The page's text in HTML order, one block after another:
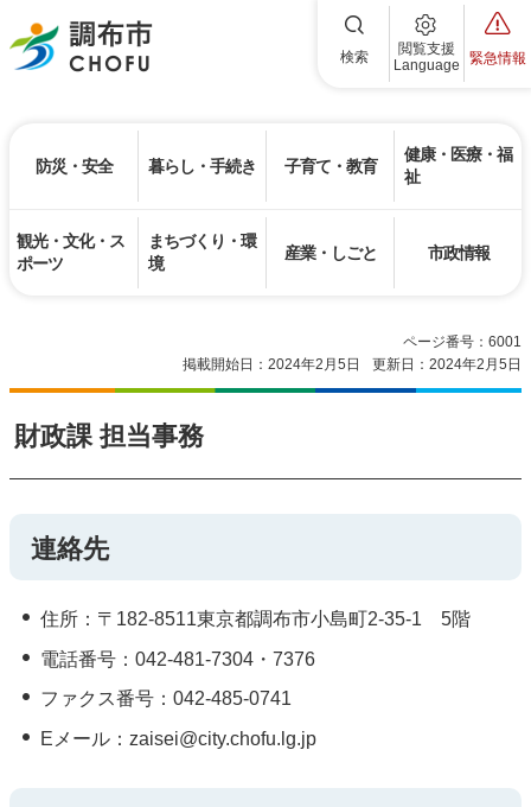
調布市 検索
閲覧支援
Language
緊急情報
防災・安全 暮らし・手続き 子育て・教育
健康・医療・福
祉
観光・文化・ス
ポーツ
まちづくり・環
境
産業・しごと 市政情報
ページ番号：6001
掲載開始日：2024年2月5日
更新日：2024年2月5日
財政課 担当事務
連絡先
住所：〒182-8511東京都調布市小島町2-35-1 5階
電話番号：042-481-7304・7376
ファクス番号：042-485-0741
Eメール：zaisei@city.chofu.lg.jp